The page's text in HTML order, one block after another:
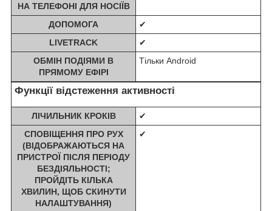
НА ТЕЛЕФОНІ ДЛЯ НОСІЇВ
ДОПОМОГА
✔
LIVETRACK
✔
ОБМІН ПОДІЯМИ В
ПРЯМОМУ ЕФІРІ
Тільки Android
Функції відстеження активності
ЛІЧИЛЬНИК КРОКІВ
✔
СПОВІЩЕННЯ ПРО РУХ
(ВІДОБРАЖАЮТЬСЯ НА
ПРИСТРОЇ ПІСЛЯ ПЕРІОДУ
БЕЗДІЯЛЬНОСТІ;
ПРОЙДІТЬ КІЛЬКА
ХВИЛИН, ЩОБ СКИНУТИ
НАЛАШТУВАННЯ)
✔